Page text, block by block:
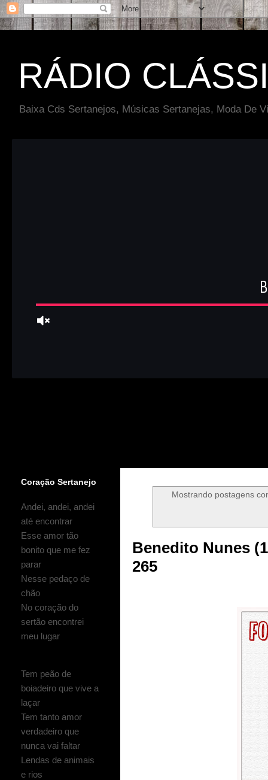
RÁDIO
Baixa Cds Sertanejos, Músicas Sertanejas, Moda De
Mostrando postagens
Benedito Nunes
265
Coração Sertanejo
Andei, andei, andei
até encontrar
Esse amor tão
bonito que me fez
parar
Nesse pedaço de
chão
No coração do
sertão encontrei
meu lugar
Tem peão de
boiadeiro que vive a
laçar
Tem tanto amor
verdadeiro que
nunca vai faltar
Lendas de animais
e rios